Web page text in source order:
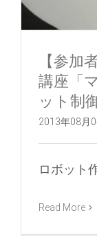
【参加
講座「
ット制
2013年08月
ロボット
Read More